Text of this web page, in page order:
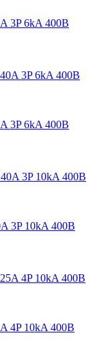
3P 6kA 400В
3P 6kA 400В
3P 10kA 400В
4P 10kA 400В